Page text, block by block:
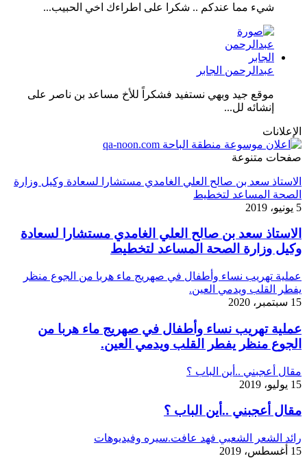
شيء مما عندكم .. شكرا على اطراءك اخي الحبيب...
عبدالرحمن الجابر
موقع جيد وبهي نستفيد فشكراً للأخ مساعد بن ناصر على
إنشائه لل...
الإعلانات
صفحات متنوعة
الاستاذ سعد بن صالح العلي الغامدي مستشارا لسعادة وكيل وزارة
الصحة المساعد لتخطيط
5 يونيو، 2019
الاستاذ سعد بن صالح العلي الغامدي مستشارا لسعادة
وكيل وزارة الصحة المساعد لتخطيط
عملية تهريب نساء وأطفال في صهريج ماء هربا من الجوع منظر
يفطر القلب ويدمي العين.
15 سبتمبر، 2020
عملية تهريب نساء وأطفال في صهريج ماء هربا من
الجوع منظر يفطر القلب ويدمي العين.
مقال أعجبني ..أين الباب ؟
15 يوليو، 2019
مقال أعجبني ..أين الباب ؟
رائد الشعر الشعبي فهد عافت.سيره وفيديوهات
15 أغسطس، 2019